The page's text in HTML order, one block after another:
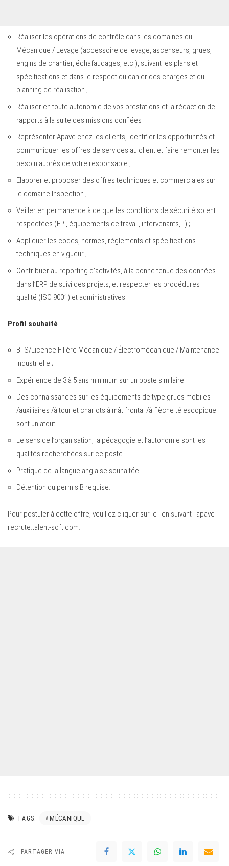
Réaliser les opérations de contrôle dans les domaines du
Mécanique / Levage (accessoire de levage, ascenseurs, grues,
engins de chantier, échafaudages, etc.), suivant les plans et
spécifications et dans le respect du cahier des charges et du
planning de réalisation ;
Réaliser en toute autonomie de vos prestations et la rédaction de
rapports à la suite des missions confiées
Représenter Apave chez les clients, identifier les opportunités et
communiquer les offres de services au client et faire remonter les
besoin auprès de votre responsable ;
Elaborer et proposer des offres techniques et commerciales sur
le domaine Inspection ;
Veiller en permanence à ce que les conditions de sécurité soient
respectées (EPI, équipements de travail, intervenants,…) ;
Appliquer les codes, normes, règlements et spécifications
techniques en vigueur ;
Contribuer au reporting d’activités, à la bonne tenue des données
dans l’ERP de suivi des projets, et respecter les procédures
qualité (ISO 9001) et administratives
Profil souhaité
BTS/Licence Filière Mécanique / Électromécanique / Maintenance
industrielle ;
Expérience de 3 à 5 ans minimum sur un poste similaire.
Des connaissances sur les équipements de type grues mobiles
/auxiliaires /à tour et chariots à mât frontal /à flèche télescopique
sont un atout.
Le sens de l’organisation, la pédagogie et l’autonomie sont les
qualités recherchées sur ce poste.
Pratique de la langue anglaise souhaitée.
Détention du permis B requise.
Pour postuler à cette offre, veuillez cliquer sur le lien suivant : apave-
recrute.talent-soft.com
TAGS: MÉCANIQUE
PARTAGER VIA